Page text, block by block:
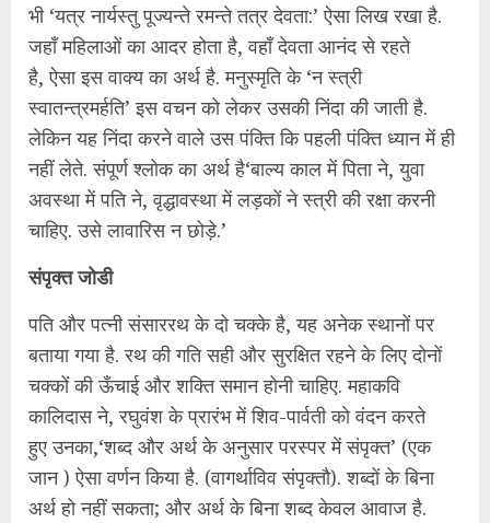
भी ‘यत्र नार्यस्तु पूज्यन्ते रमन्ते तत्र देवता:’ ऐसा लिख रखा है.
जहॉं महिलाओं का आदर होता है, वहॉं देवता आनंद से रहते
है, ऐसा इस वाक्य का अर्थ है. मनुस्मृति के ‘न स्त्री
स्वातन्त्रमर्हति’ इस वचन को लेकर उसकी निंदा की जाती है.
लेकिन यह निंदा करने वाले उस पंक्ति कि पहली पंक्ति ध्यान में ही
नहीं लेते. संपूर्ण श्‍लोक का अर्थ है‘बाल्य काल में पिता ने, युवा
अवस्था में पति ने, वृद्धावस्था में लड़कों ने स्त्री की रक्षा करनी
चाहिए. उसे लावारिस न छोड़े.’
संपृक्त जोडी
पति और पत्नी संसाररथ के दो चक्के है, यह अनेक स्थानों पर
बताया गया है. रथ की गति सही और सुरक्षित रहने के लिए दोनों
चक्कों की ऊँचाई और शक्ति समान होनी चाहिए. महाकवि
कालिदास ने, रघुवंश के प्रारंभ में शिव-पार्वती को वंदन करते
हुए उनका,‘शब्द और अर्थ के अनुसार परस्पर में संपृक्त’ (एक
जान ) ऐसा वर्णन किया है. (वागर्थाविव संपृक्तौ). शब्दों के बिना
अर्थ हो नहीं सकता; और अर्थ के बिना शब्द केवल आवाज है.